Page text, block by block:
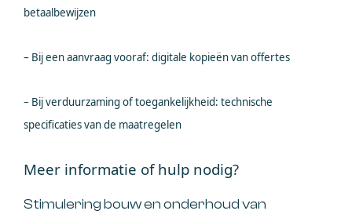
betaalbewijzen
– Bij een aanvraag vooraf: digitale kopieën van offertes
– Bij verduurzaming of toegankelijkheid: technische
specificaties van de maatregelen
Meer informatie of hulp nodig?
Stimulering bouw en onderhoud van